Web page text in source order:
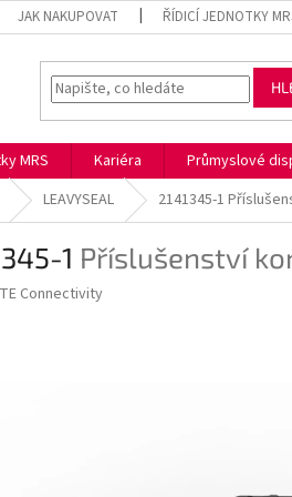
JAK NAKUPOVAT ŘÍDICÍ JEDNOTKY
MRS Kariéra Průmyslové
LEAVYSEAL 2141345-1
1 Příslušenství
TE Connectivity